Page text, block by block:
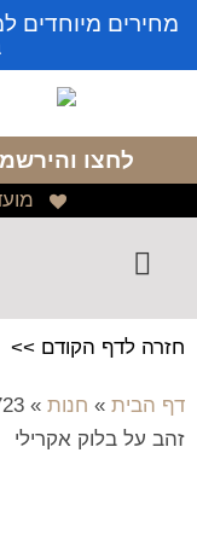
מחירים מיוחדים
לחצו
חזרה לדף הקודם >>
דף הבית » חנות »
זהב על בלוק אקרילי